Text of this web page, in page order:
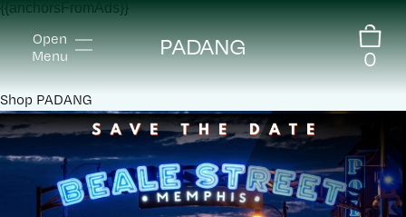
{{anchorsFromAds}}
Open
Menu
PADANG 0
Shop PADANG